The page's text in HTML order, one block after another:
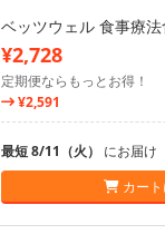
ベッツウェル 食事療
¥2,728
定期便ならもっとお得！
¥2,591
最短 8/11（火） にお届け
カート